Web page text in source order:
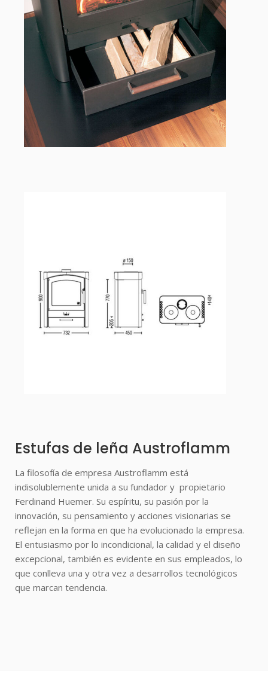
Estufas de leña Austroflamm
La filosofía de empresa Austroflamm está
indisolublemente unida a su fundador y propietario
Ferdinand Huemer. Su espíritu, su pasión por la
innovación, su pensamiento y acciones visionarias se
reflejan en la forma en que ha evolucionado la empresa.
El entusiasmo por lo incondicional, la calidad y el diseño
excepcional, también es evidente en sus empleados, lo
que conlleva una y otra vez a desarrollos tecnológicos
que marcan tendencia.